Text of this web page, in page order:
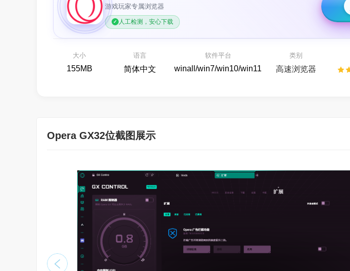
游戏玩家专属浏览器
人工检测，安心下载
大小
155MB
语言
简体中文
软件平台
winall/win7/win10/win11
类别
高速浏览器
Opera GX32位截图展示